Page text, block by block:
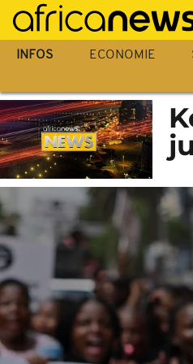
Passer
au
contenu
INFOS ECONOMIE